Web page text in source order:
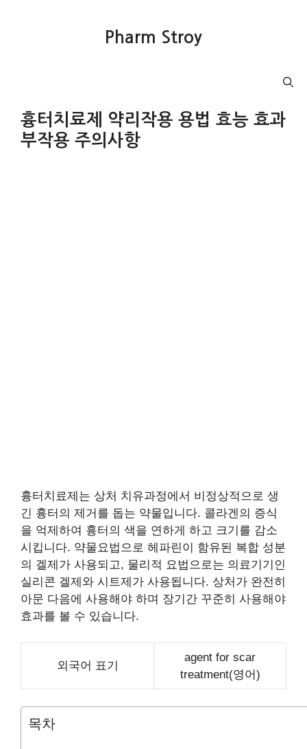
Pharm Stroy
흉터치료제 약리작용 용법 효능 효과
부작용 주의사항
흉터치료제는 상처 치유과정에서 비정상적으로 생
긴 흉터의 제거를 돕는 약물입니다. 콜라겐의 증식
을 억제하여 흉터의 색을 연하게 하고 크기를 감소
시킵니다. 약물요법으로 헤파린이 함유된 복합 성분
의 겔제가 사용되고, 물리적 요법으로는 의료기기인
실리콘 겔제와 시트제가 사용됩니다. 상처가 완전히
아문 다음에 사용해야 하며 장기간 꾸준히 사용해야
효과를 볼 수 있습니다.
외국어 표기
agent for scar
treatment(영어)
목차